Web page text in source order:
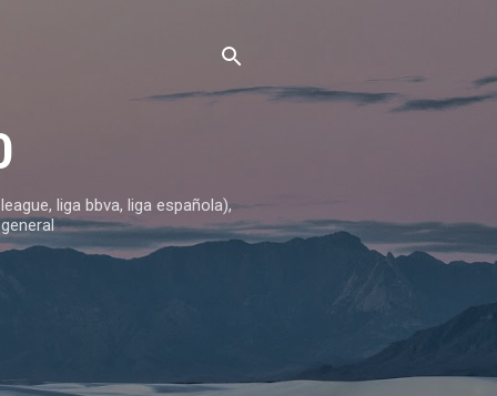
liga bbva, liga española),